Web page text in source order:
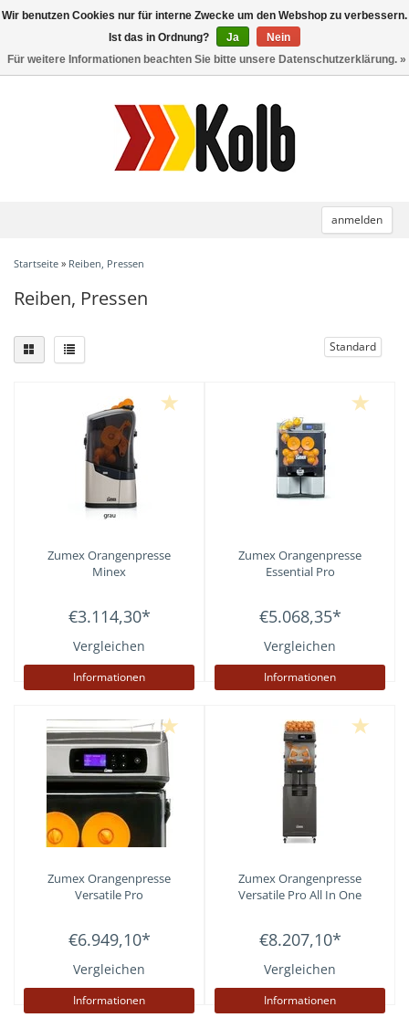
anmelden
Toggle
Startseite » Reiben, Pressen
Reiben, Pressen
Standard
ZumexOrangenpresse
Minex
€3.114,30*
Vergleichen
Informationen
ZumexOrangenpresse
Essential Pro
€5.068,35*
Vergleichen
Informationen
ZumexOrangenpresse
Versatile Pro
€6.949,10*
Vergleichen
Informationen
ZumexOrangenpresse
Versatile Pro All In One
€8.207,10*
Vergleichen
Informationen
Wir benutzen Cookies nur für interne Zwecke um den Webshop zu verbessern.
Ist das in Ordnung?
Ja
Nein
Für weitere Informationen beachten Sie bitte unsere Datenschutzerklärung. »